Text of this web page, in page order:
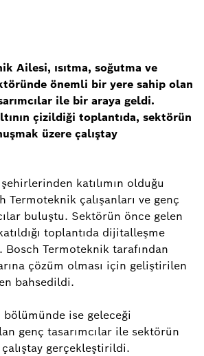
Ailesi, ısıtma, soğutma ve
önemli bir yere sahip olan
ile bir araya geldi.
çizildiği toplantıda, sektörün
üzere çalıştay
katılımın olduğu
Termoteknik çalışanları ve genç
buluştu. Sektörün önce gelen
toplantıda dijitalleşme
Bosch Termoteknik tarafından
çözüm olması için geliştirilen
bahsedildi.
bölümünde ise geleceği
genç tasarımcılar ile sektörün
gerçekleştirildi.